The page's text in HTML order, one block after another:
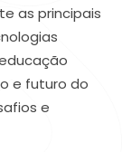
as principais
e futuro do
e